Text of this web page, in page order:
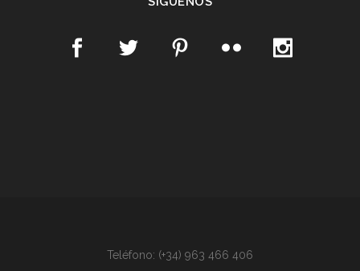
Teléfono: (+34) 963 466 406